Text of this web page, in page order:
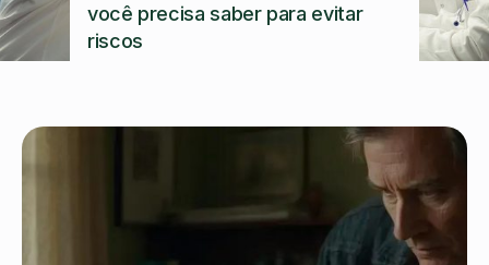
você precisa saber para evitar
riscos